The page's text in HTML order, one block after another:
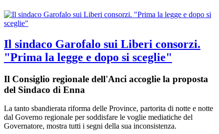
Il sindaco Garofalo sui Liberi consorzi.
"Prima la legge e dopo si sceglie"
Il Consiglio regionale dell'Anci accoglie la proposta
del Sindaco di Enna
La tanto sbandierata riforma delle Province, partorita di notte e notte
dal Governo regionale per soddisfare le voglie mediatiche del
Governatore, mostra tutti i segni della sua inconsistenza.